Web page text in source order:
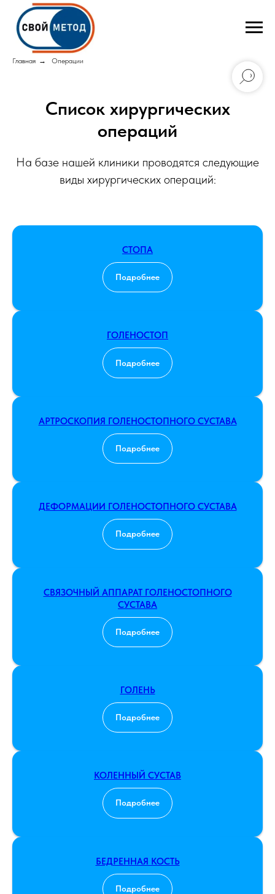
Главная → Операции
Список хирургических
операций
На базе нашей клиники проводятся следующие
виды хирургических операций:
СТОПА
Подробнее
ГОЛЕНОСТОП
Подробнее
АРТРОСКОПИЯ ГОЛЕНОСТОПНОГО СУСТАВА
Подробнее
ДЕФОРМАЦИИ ГОЛЕНОСТОПНОГО СУСТАВА
Подробнее
СВЯЗОЧНЫЙ АППАРАТ ГОЛЕНОСТОПНОГО
СУСТАВА
Подробнее
ГОЛЕНЬ
Подробнее
КОЛЕННЫЙ СУСТАВ
Подробнее
БЕДРЕННАЯ КОСТЬ
Подробнее